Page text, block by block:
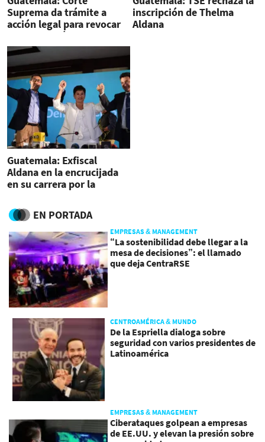
Suprema da trámite a
acción legal para revocar
no inscripción de Thelma
Aldana
inscripción de Thelma
Aldana
Guatemala: Exfiscal
Aldana en la encrucijada
en su carrera por la
EN PORTADA
EMPRESAS & MANAGEMENT
“La sostenibilidad debe llegar a la
mesa de decisiones”: el llamado
que deja CentraRSE
CENTROAMÉRICA & MUNDO
De la Espriella dialoga sobre
seguridad con varios presidentes de
Latinoamérica
EMPRESAS & MANAGEMENT
Ciberataques golpean a empresas
de EE.UU. y elevan la presión sobre